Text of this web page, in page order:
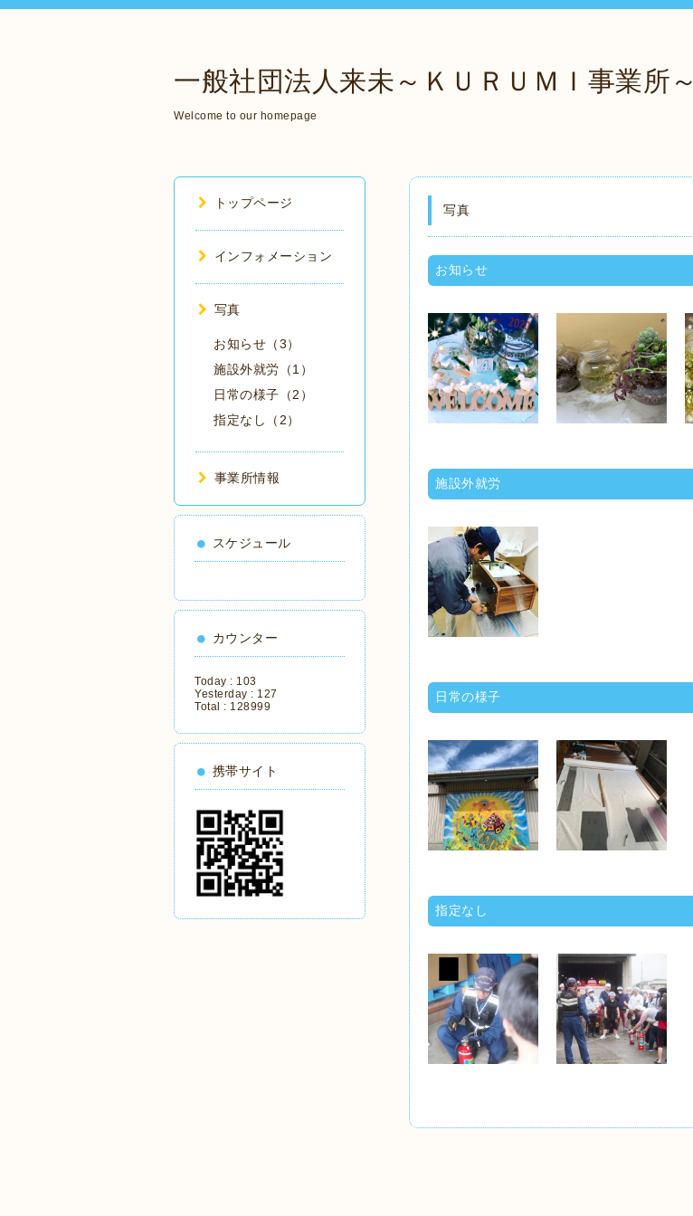
一般社団法人来未～ＫＵＲＵＭＩ事業所～
Welcome to our homepage
写真
お知らせ
施設外就労
日常の様子
指定なし
トップページ
インフォメーション
写真
お知らせ（3）
施設外就労（1）
日常の様子（2）
指定なし（2）
事業所情報
スケジュール
カウンター
Today : 103
Yesterday : 127
Total : 128999
携帯サイト